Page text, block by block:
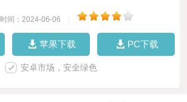
时间：2024-06-06
苹果下载 PC下载
安卓市场，安全绿色